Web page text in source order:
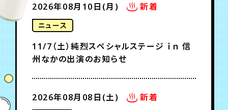
会員登録 ログイン
2026年08月10日(月)
ニュース
新着
11/7（土）純烈スペシャルステージ ｉｎ 信
州なかの出演のお知らせ
2026年08月08日(土) 新着